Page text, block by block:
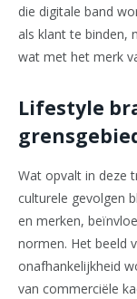
die digitale band
als klant te binden,
wat met het merk
Lifestyle
Wat opvalt in deze
culturele gevolgen
en merken,
normen. Het beeld
onafhankelijkheid
van commerciële